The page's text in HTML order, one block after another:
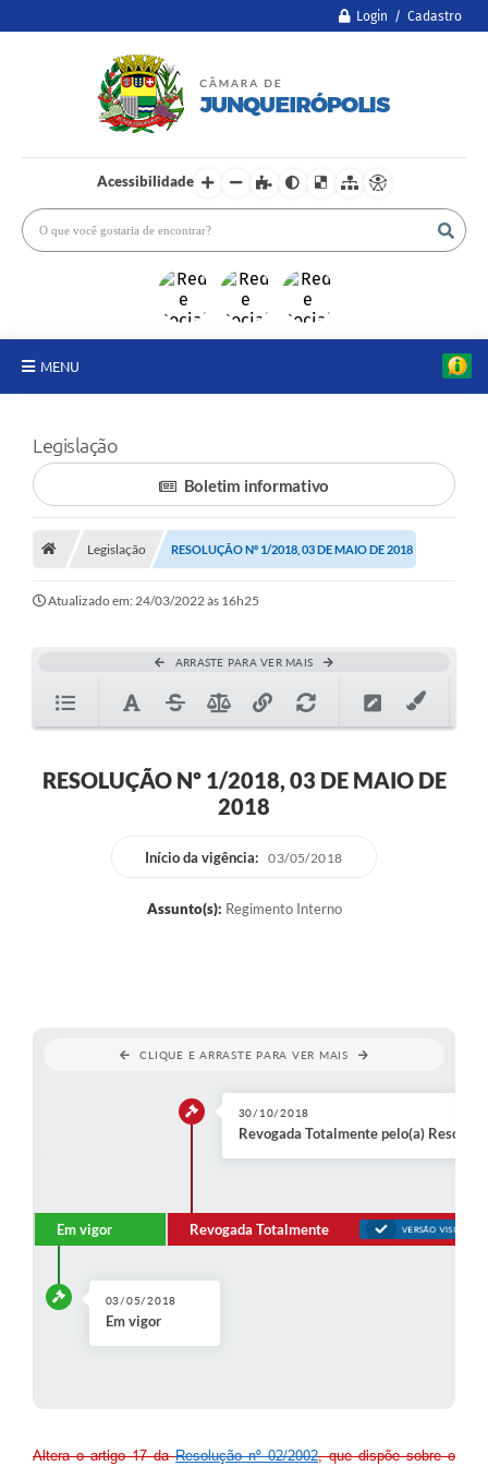
Login / Cadastro
Acessibilidade
MENU
Legislativo
Proposições
Legislação
Governo Digital
FAQ (Perguntas Frequentes)
Obras
Legislação
Boletim informativo
Legislação RESOLUÇÃO Nº 1/2018, 03 DE MAIO DE 2018
Atualizado em: 24/03/2022 às 16h25
ARRASTE PARA VER MAIS
RESOLUÇÃO Nº 1/2018, 03 DE MAIO DE
2018
Início da vigência: 03/05/2018
Assunto(s): Regimento Interno
CLIQUE E ARRASTE PARA VER MAIS
Em vigor
03/05/2018
Em vigor
Revogada Totalmente VERSÃO
30/10/2018
Revogada Totalmente pelo(a)
Altera o artigo 17 daResolução nº 02/2002, que dispõe sobre o